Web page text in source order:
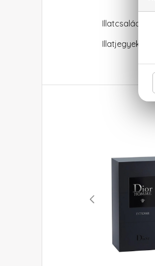
Illatcsalád:
Illatjegyek: